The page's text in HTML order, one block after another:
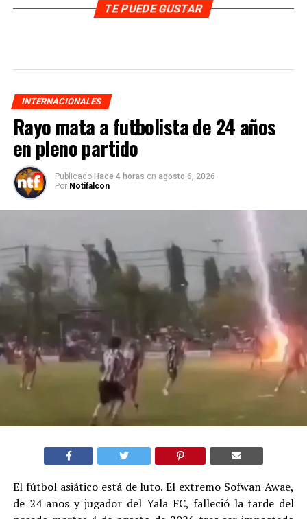
TE PUEDE GUSTAR
INTERNACIONALES
Rayo mata a futbolista de 24 años
en pleno partido
Publicado Hace 4 horas on agosto 6, 2026
Por Notifalcon
El fútbol asiático está de luto. El extremo Sofwan Awae,
de 24 años y jugador del Yala FC, falleció la tarde del